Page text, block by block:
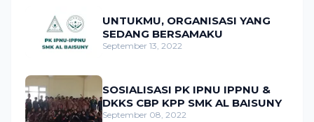
UNTUKMU, ORGANISASI YANG
SEDANG BERSAMAKU
September 13, 2022
SOSIALISASI PK IPNU IPPNU &
DKKS CBP KPP SMK AL BAISUNY
September 08, 2022